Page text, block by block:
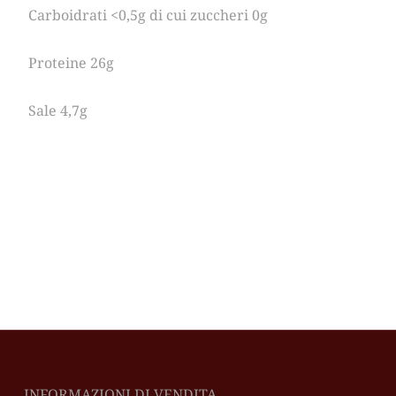
Carboidrati <0,5g di cui zuccheri 0g
Proteine 26g
Sale 4,7g